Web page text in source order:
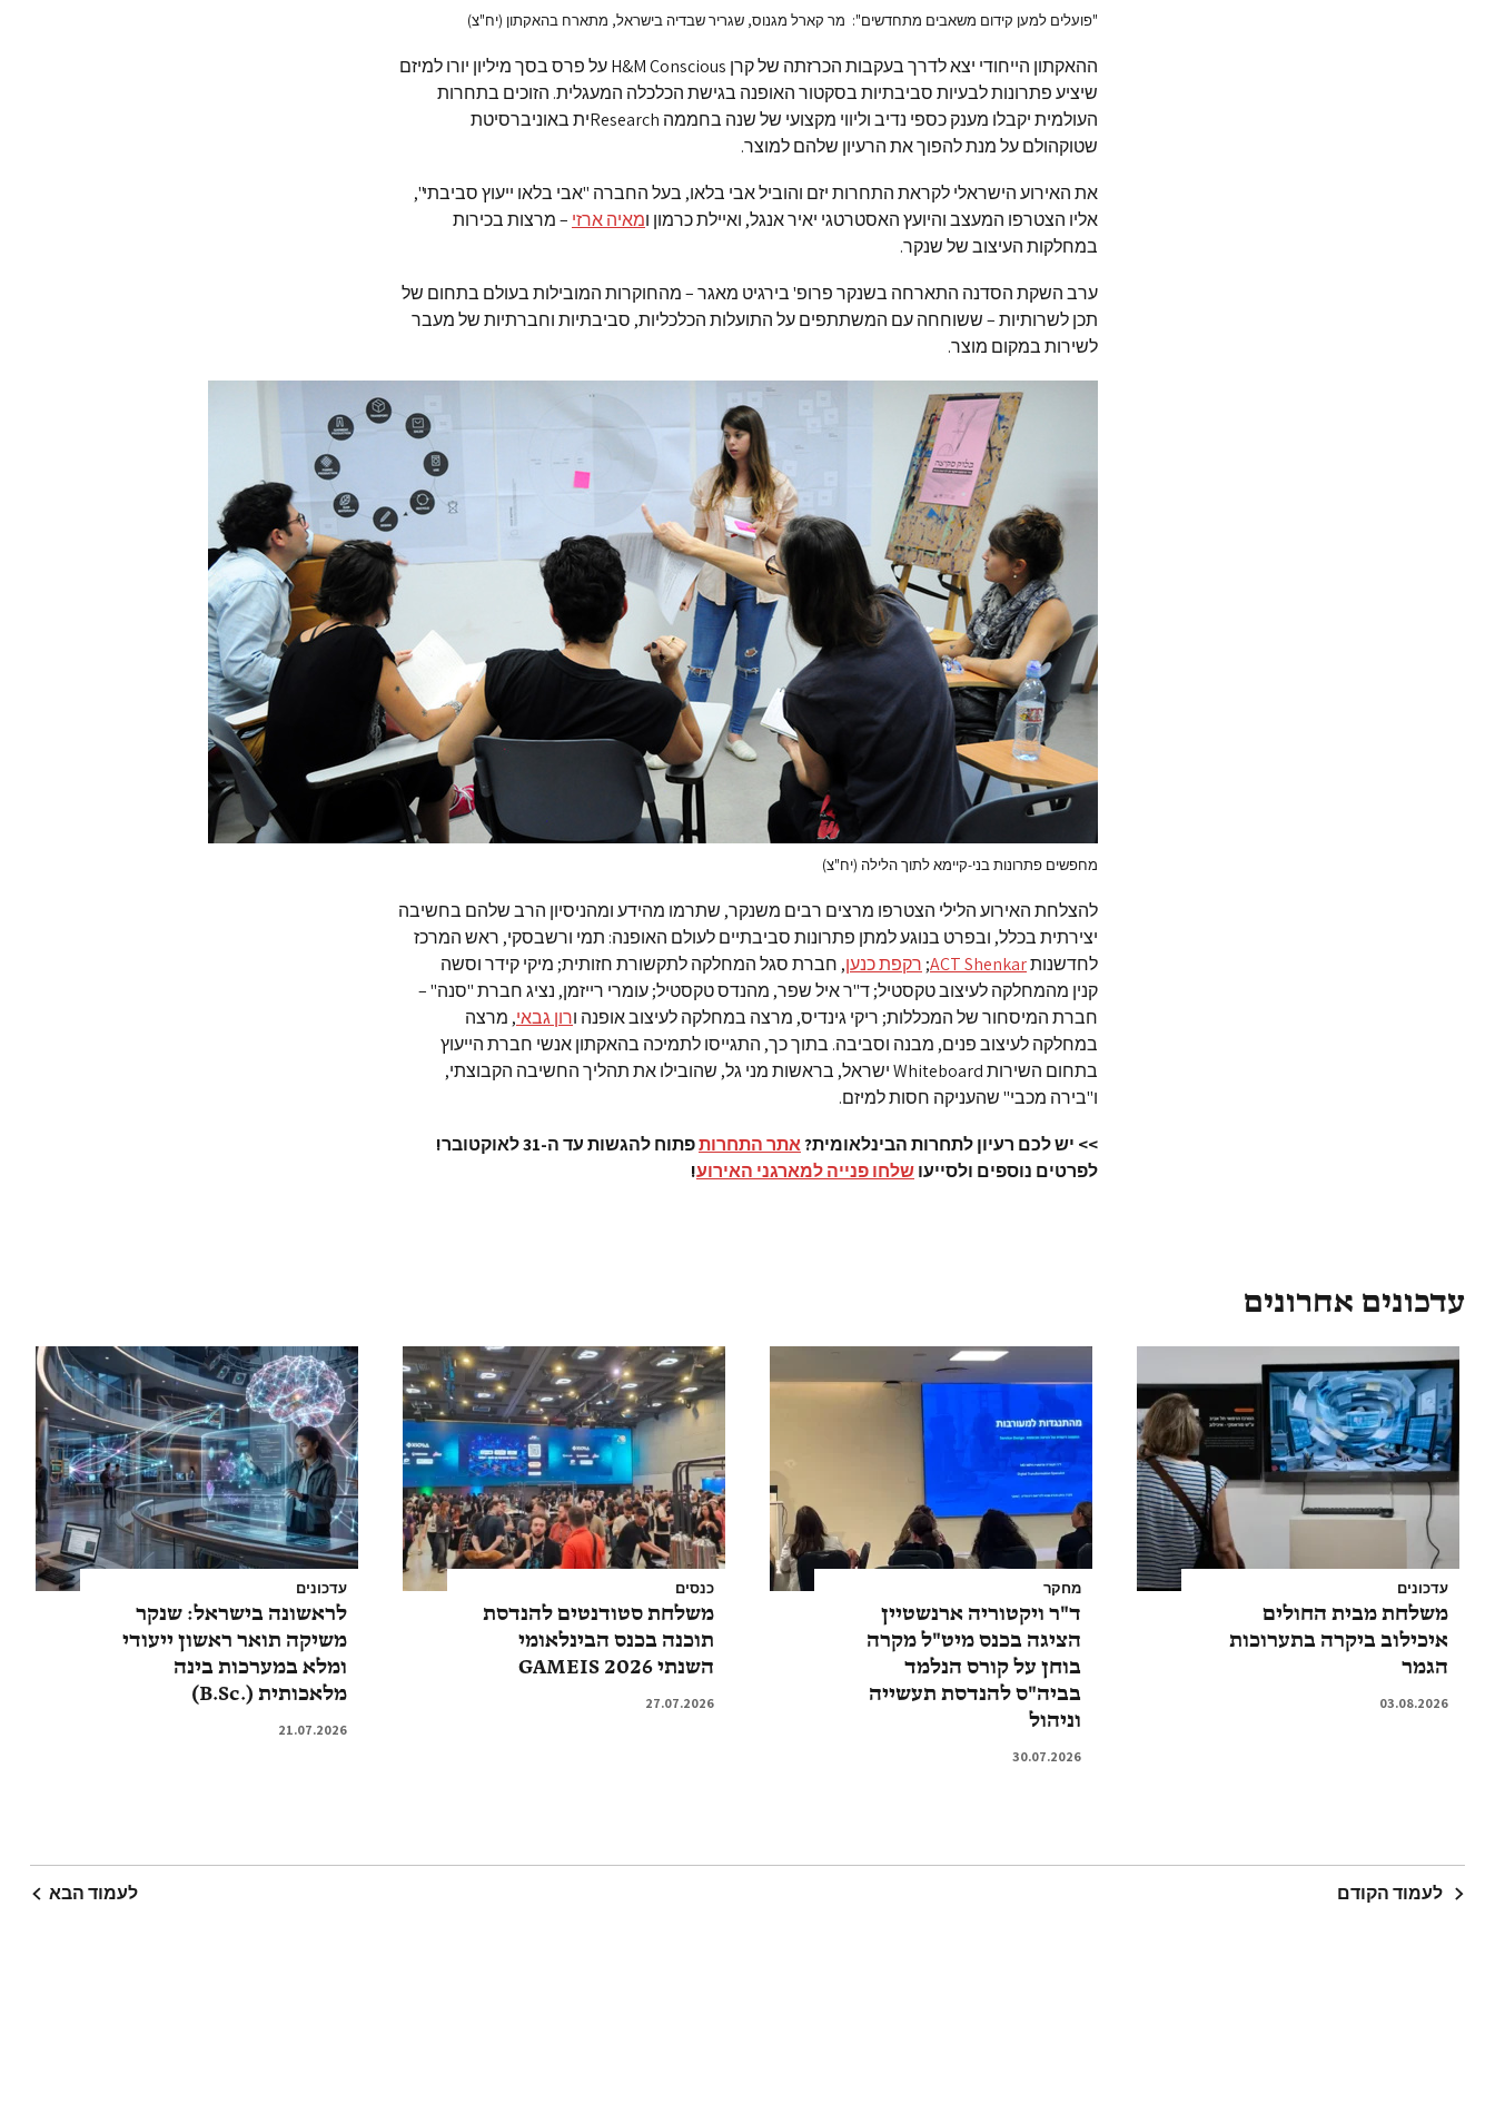
"פועלים למען קידום משאבים מתחדשים": מר קארל מגנוס, שגריר שבדיה בישראל, מתארח בהאקתון (יח"צ)
ההאקתון הייחודי יצא לדרך בעקבות הכרזתה של קרן H&M Conscious על פרס בסך מיליון יורו למיזם
שיציע פתרונות לבעיות סביבתיות בסקטור האופנה בגישת הכלכלה המעגלית. הזוכים בתחרות
העולמית יקבלו מענק כספי נדיב וליווי מקצועי של שנה בחממה Researchית באוניברסיטת
שטוקהולם על מנת להפוך את הרעיון שלהם למוצר.
את האירוע הישראלי לקראת התחרות יזם והוביל אבי בלאו, בעל החברה "אבי בלאו ייעוץ סביבתי",
אליו הצטרפו המעצב והיועץ האסטרטגי יאיר אנגל, ואיילת כרמון ומאיה ארזי – מרצות בכירות
במחלקות העיצוב של שנקר.
ערב השקת הסדנה התארחה בשנקר פרופ' בירגיט מאגר – מהחוקרות המובילות בעולם בתחום של
תכן לשרותיות – ששוחחה עם המשתתפים על התועלות הכלכליות, סביבתיות וחברתיות של מעבר
לשירות במקום מוצר.
מחפשים פתרונות בני-קיימא לתוך הלילה (יח"צ)
להצלחת האירוע הלילי הצטרפו מרצים רבים משנקר, שתרמו מהידע ומהניסיון הרב שלהם בחשיבה
יצירתית בכלל, ובפרט בנוגע למתן פתרונות סביבתיים לעולם האופנה: תמי ורשבסקי, ראש המרכז
לחדשנותACT Shenkar
; רקפת כנען, חברת סגל המחלקה לתקשורת חזותית; מיקי קידר וסשה
קנין מהמחלקה לעיצוב טקסטיל; ד"ר איל שפר, מהנדס טקסטיל; עומרי רייזמן, נציג חברת "סנה" –
חברת המיסחור של המכללות; ריקי גינדיס, מרצה במחלקה לעיצוב אופנה ורון גבאי, מרצה
במחלקה לעיצוב פנים, מבנה וסביבה. בתוך כך, התגייסו לתמיכה בהאקתון אנשי חברת הייעוץ
בתחום השירות Whiteboard ישראל, בראשות מני גל, שהובילו את תהליך החשיבה הקבוצתי,
ו"בירה מכבי" שהעניקה חסות למיזם.
>> יש לכם רעיון לתחרות הבינלאומית?אתר התחרות
פתוח להגשות עד ה-31 לאוקטובר!
לפרטים נוספים ולסייעושלחו פנייה למארגני האירוע!
עדכונים אחרונים
עדכונים
משלחת מבית החולים
איכילוב ביקרה בתערוכות
הגמר
03.08.2026
מחקר
ד"ר ויקטוריה ארנשטיין
הציגה בכנס מיט"ל מקרה
בוחן על קורס הנלמד
בביה"ס להנדסת תעשייה
וניהול
30.07.2026
כנסים
משלחת סטודנטים להנדסת
תוכנה בכנס הבינלאומי
השנתי GAMEIS 2026
27.07.2026
עדכונים
לראשונה בישראל: שנקר
משיקה תואר ראשון ייעודי
ומלא במערכות בינה
מלאכותית (.B.Sc)
21.07.2026
לעמוד הקודם לעמוד הבא